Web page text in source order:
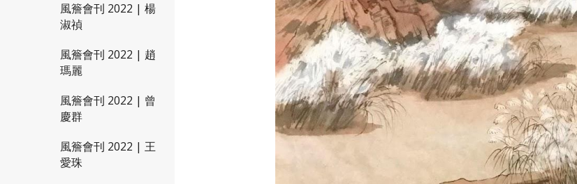
風簷會刊 2022 | 楊
淑禎
風簷會刊 2022 | 趙
瑪麗
風簷會刊 2022 | 曾
慶群
風簷會刊 2022 | 王
愛珠